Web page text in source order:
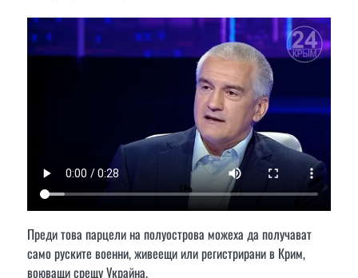
Преди това парцели на полуострова можеха да получават
само руските военни, живеещи или регистрирани в Крим,
воюващи срещу Украйна.